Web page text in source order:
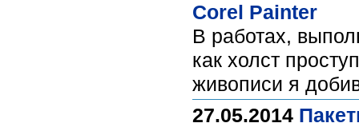
Corel Painter
В работах,
как холст
живописи я
27.05.2014